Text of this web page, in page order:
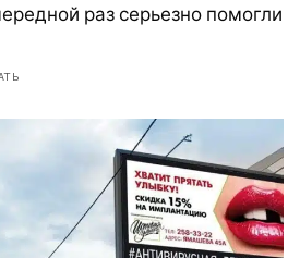
раз серьезно помогли